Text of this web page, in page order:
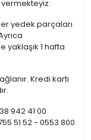
yedek parçaları
1 hafta
Kredi kartı
942 41 00
51 52 - 0553 800